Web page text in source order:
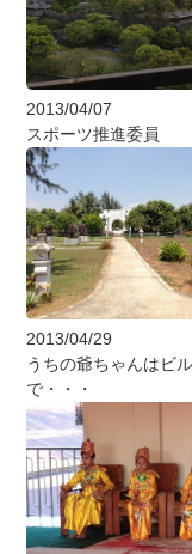
2013/04/07
スポーツ推進委員
2013/04/29
うちの爺ちゃんはビ
で・・・